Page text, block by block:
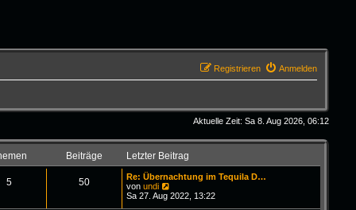
Anmelden
Registrieren
Aktuelle Zeit: Sa 8. Aug 2026, 06:12
Beiträge Letzter Beitrag
5 50
Re: Übernachtung im Tequila D…
vonundi
e
Sa 27. Aug 2022, 13:22